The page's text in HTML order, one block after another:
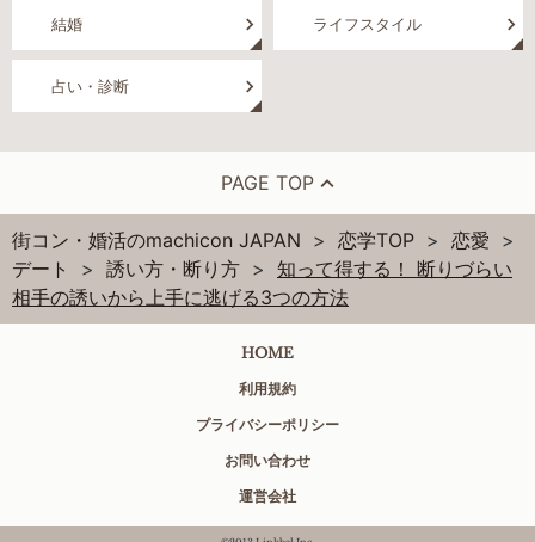
結婚 ライフスタイル
占い・診断
PAGE TOP
街コン・婚活のmachicon JAPAN 恋学TOP
恋愛
デート
誘い方・断り方
知って得する！ 断りづらい
相手の誘いから上手に逃げる3つの方法
HOME
利用規約
プライバシーポリシー
お問い合わせ
運営会社